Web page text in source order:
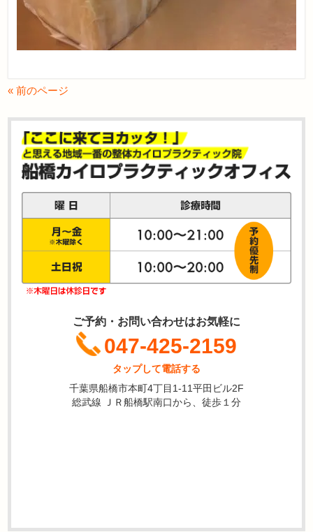
« 前のページ
ご予約・お問い合わせはお気軽に
047-425-2159
タップして電話する
千葉県船橋市本町4丁目1-11平田ビル2F
総武線 ＪＲ船橋駅南口から、徒歩１分